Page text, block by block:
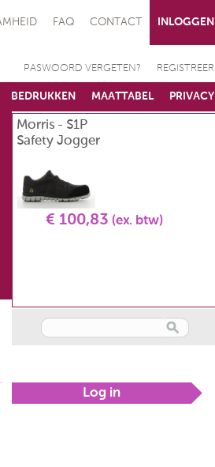
FAQ CONTACT INLOGGEN
PASWOORD VERGETEN? REGISTREER
BEDRUKKEN MAATTABEL PRIVACY
Morris - S1P
Safety Jogger
€ 100,83 (ex. btw)
Log in